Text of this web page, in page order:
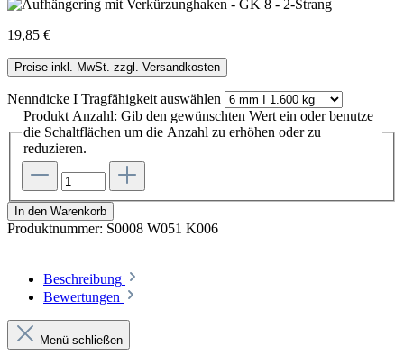
19,85 €
Preise inkl. MwSt. zzgl. Versandkosten
Nenndicke I Tragfähigkeit auswählen
Produkt Anzahl: Gib den gewünschten Wert ein oder benutze
die Schaltflächen um die Anzahl zu erhöhen oder zu
reduzieren.
In den Warenkorb
Produktnummer: S0008 W051 K006
Beschreibung
Bewertungen
Menü schließen